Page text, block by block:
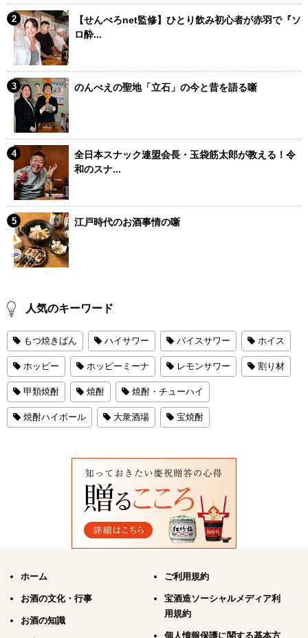
【せんべろnet監修】ひとり飲み初心者が赤羽で『ソ
ロ酔...
のんべえの聖地「立石」の今と昔を語る噺
全日本スナック連盟会長・玉袋筋太郎が教える！令
和のスナ...
江戸時代のお酒事情の噺
人気のキーワード
もつ焼きばん ハイサワー バイスサワー ホイス
ホッピー ホッピーミーナ レモンサワー 割り材
甲類焼酎 焼酎 焼酎・チューハイ
焼酎ハイボール 大衆酒場 宝焼酎
ホーム
お酒の文化・行事
お酒の知識
ご利用規約
宝酒造ソーシャルメディア利
用規約
個人情報保護に関する基本方